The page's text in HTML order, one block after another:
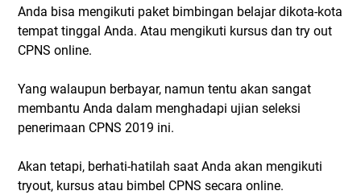
Anda bisa mengikuti paket bimbingan belajar dikota-kota
tempat tinggal Anda. Atau mengikuti kursus dan try out
CPNS online.
Yang walaupun berbayar, namun tentu akan sangat
membantu Anda dalam menghadapi ujian seleksi
penerimaan CPNS 2019 ini.
Akan tetapi, berhati-hatilah saat Anda akan mengikuti
tryout, kursus atau bimbel CPNS secara online.